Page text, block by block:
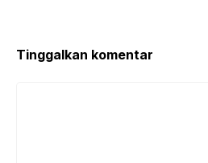
Tinggalkan komentar